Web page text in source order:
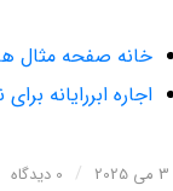
خانه صفحه مثال
اجاره ابررایانه
3 می 2025 / 0 دیدگاه